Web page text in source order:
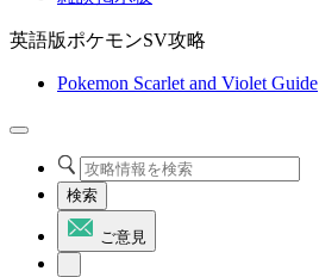
英語版ポケモンSV攻略
Pokemon Scarlet and Violet Guide
検索
ご意見